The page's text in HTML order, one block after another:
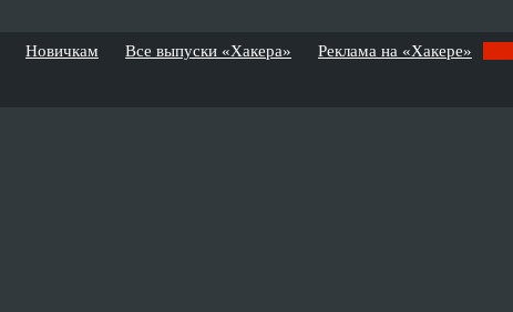
Новичкам Все выпуски «Хакера» Реклама на «Хакере»